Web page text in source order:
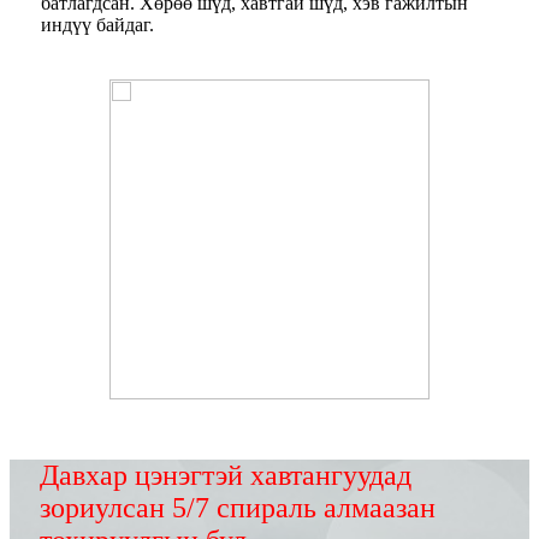
индүү байдаг.
Давхар цэнэгтэй хавтангуудад
зориулсан 5/7 спираль алмаазан